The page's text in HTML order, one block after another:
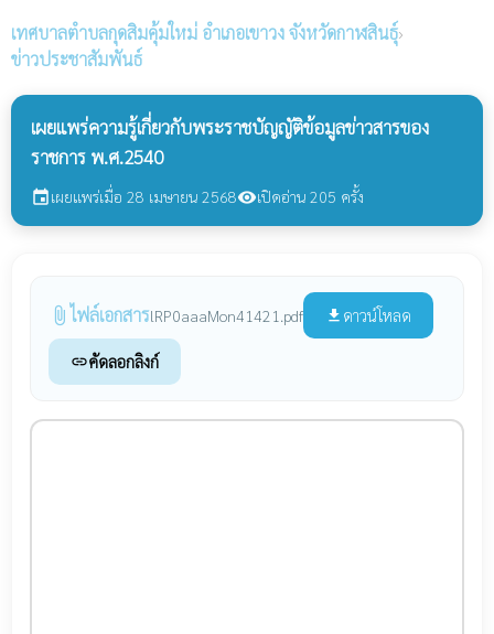
เทศบาลตำบลกุดสิมคุ้มใหม่ อำเภอเขาวง จังหวัดกาฬสินธุ์›
ข่าวประชาสัมพันธ์
เผยแพร่ความรู้เกี่ยวกับพระราชบัญญัติข้อมูลข่าวสารของ
ราชการ พ.ศ.2540
eventเผยแพร่เมื่อ 28 เมษายน 2568visibilityเปิดอ่าน 205 ครั้ง
attach_file ไฟล์เอกสารlRP0aaaMon41421.pdf file_download ดาวน์โหลด
linkคัดลอกลิงก์